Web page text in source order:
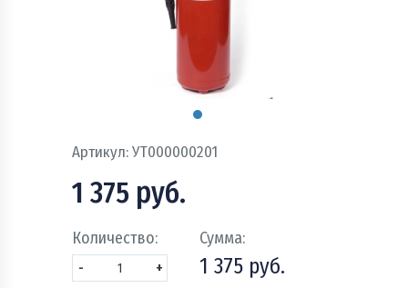
Пожарно - охранная сигнализация и системы
оповещения при пожаре
Системы автоматического пожаротушения
Средства защиты и безопасность труда
Стволы пожарные и водопенное оборудование
Шкафы, щиты пожарные и инвентарь
Артикул:УТ000000201
1 375 руб.
Количество:
- +
Сумма:
1 375 руб.